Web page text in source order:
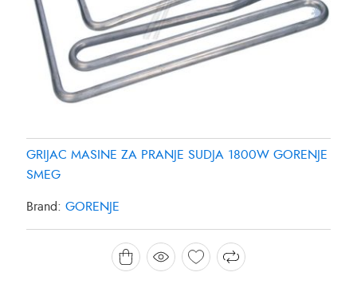
GRIJAC MASINE ZA PRANJE SUDJA 1800W GORENJE
SMEG
Brand: GORENJE